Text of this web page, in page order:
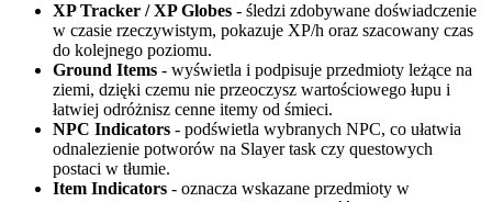
XP Tracker / XP Globes - śledzi zdobywane doświadczenie
w czasie rzeczywistym, pokazuje XP/h oraz szacowany czas
do kolejnego poziomu.
Ground Items - wyświetla i podpisuje przedmioty leżące na
ziemi, dzięki czemu nie przeoczysz wartościowego łupu i
łatwiej odróżnisz cenne itemy od śmieci.
NPC Indicators - podświetla wybranych NPC, co ułatwia
odnalezienie potworów na Slayer task czy questowych
postaci w tłumie.
Item Indicators - oznacza wskazane przedmioty w